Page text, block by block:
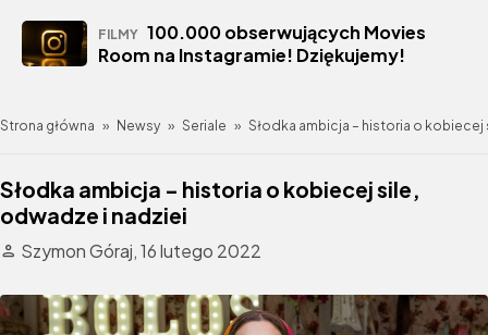
FILMY 100.000 obserwujących Movies
Room na Instagramie! Dziękujemy!
Strona główna » Newsy » Seriale » Słodka ambicja – historia o
Słodka ambicja – historia o kobiecej sile,
odwadze i nadziei
Szymon Góraj,16 lutego 2022